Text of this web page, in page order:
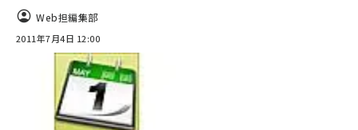
Web担編集部
2011年7月4日 12:00